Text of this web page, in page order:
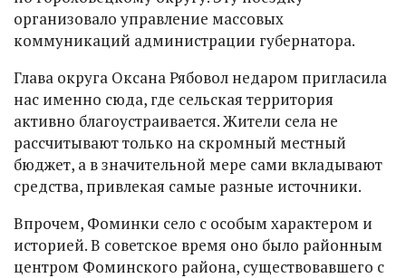
организовало управление массовых
коммуникаций администрации губернатора.
Глава округа Оксана Рябовол недаром пригласила
нас именно сюда, где сельская территория
активно благоустраивается. Жители села не
рассчитывают только на скромный местный
бюджет, а в значительной мере сами вкладывают
средства, привлекая самые разные источники.
Впрочем, Фоминки село с особым характером и
историей. В советское время оно было районным
центром Фоминского района, существовавшего с